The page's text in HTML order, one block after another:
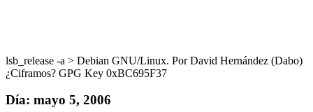
lsb_release -a > Debian GNU/Linux. Por David Hernández (Dabo)
¿Ciframos? GPG Key 0xBC695F37
Día: mayo 5, 2006